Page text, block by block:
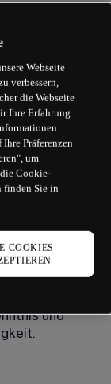
von
Tradern,
höheren
ein
als
birgt
Maße
in die
im Blick
reagieren
und
Webseite
verbessern,
die Webseite
Ihre Erfahrung
Präferenzen
um
Cookie-
finden Sie in
COOKIES